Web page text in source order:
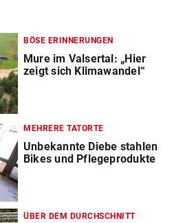
BÖSE ERINNERUNGEN
Mure im Valsertal: „Hier
zeigt sich Klimawandel“
MEHRERE TATORTE
Unbekannte Diebe stahlen
Bikes und Pflegeprodukte
ÜBER DEM DURCHSCHNITT